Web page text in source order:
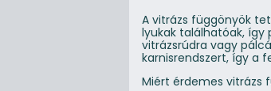
A vitrázs függönyök
lyukak találhatóak,
vitrázsrúdra vagy
karnisrendszert, így a
Miért érdemes vitrázs